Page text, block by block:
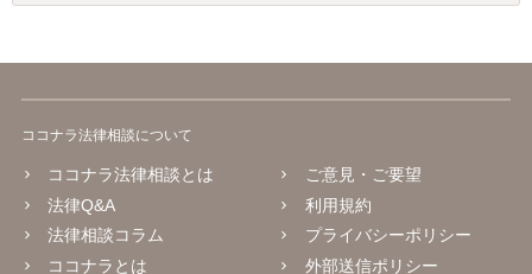
ココナラ法律相談について
ココナラ法律相談とは
法律Q&A
法律相談コラム
ココナラとは
ご意見・ご要望
利用規約
プライバシーポリシー
外部送信ポリシー